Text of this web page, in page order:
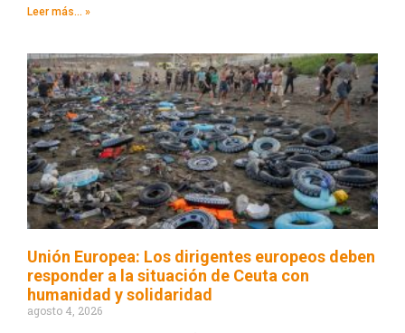
Leer más... »
Unión Europea: Los dirigentes europeos deben
responder a la situación de Ceuta con
humanidad y solidaridad
agosto 4, 2026